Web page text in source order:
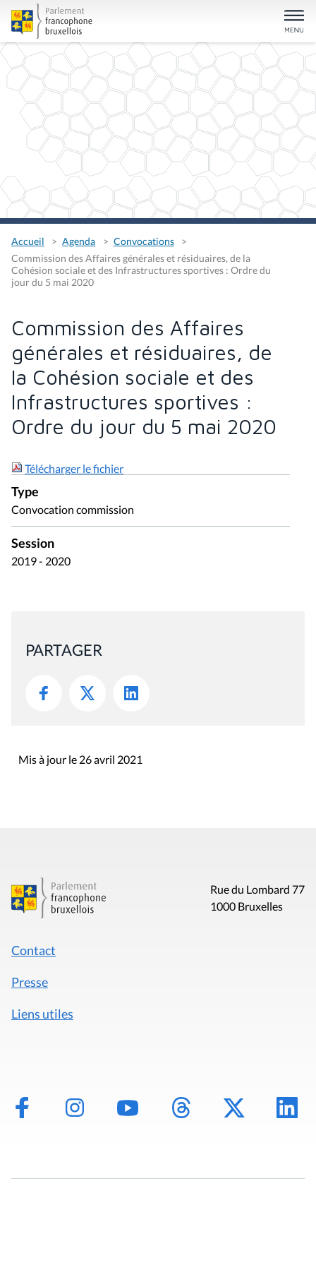
Accueil Agenda
Convocations
Commission des Affaires générales et résiduaires, de la
Cohésion sociale et des Infrastructures sportives : Ordre du
jour du 5 mai 2020
Commission des Affaires
générales et résiduaires, de
la Cohésion sociale et des
Infrastructures sportives :
Ordre du jour du 5 mai 2020
Télécharger le fichier
Type
Convocation commission
Session
2019 - 2020
PARTAGER
Mis à jour le 26 avril 2021
Rue du Lombard 77
1000 Bruxelles
Contact
Presse
Liens utiles